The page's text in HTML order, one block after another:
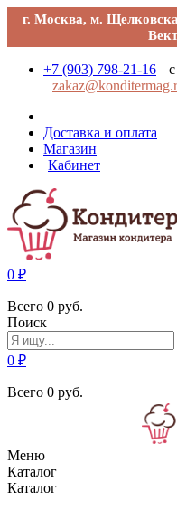
г. Москва, м.
+7 (903) 798-21-16
Доставка и оплата
Магазин
Кабинет
0 ₽
Всего 0 руб.
Поиск
0 ₽
Всего 0 руб.
Меню
Каталог
Каталог